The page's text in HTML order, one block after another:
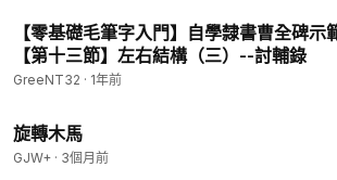
【零基礎毛筆字入門】自學隸書曹全碑示
【第十三節】左右結構（三）--討輔錄
GreeNT32 · 1年前
旋轉木馬
GJW+ · 3個月前